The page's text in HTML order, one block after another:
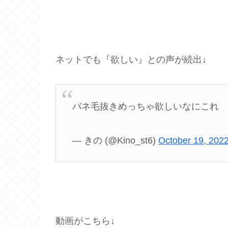
ネットでも『欲しい』との声が続出↓
バネ毛抜きめっちゃ欲しいなにこれ
— きの (@Kino_st6)October 19,
動画がこちら↓